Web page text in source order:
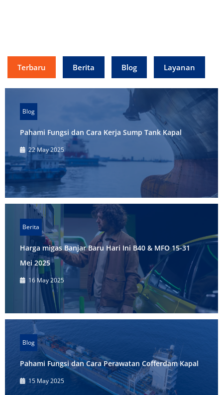
Terbaru Berita Blog Layanan
Blog
Pahami Fungsi dan Cara Kerja Sump Tank Kapal
22 May 2025
Berita
Harga migas Banjar Baru Hari Ini B40 & MFO 15-31
Mei 2025
16 May 2025
Blog
Pahami Fungsi dan Cara Perawatan Cofferdam Kapal
15 May 2025